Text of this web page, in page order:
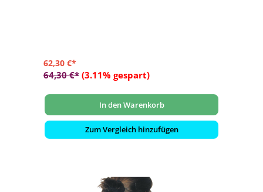
62,30 €*
64,30 €* (3.11% gespart)
In den Warenkorb
Zum Vergleich hinzufügen